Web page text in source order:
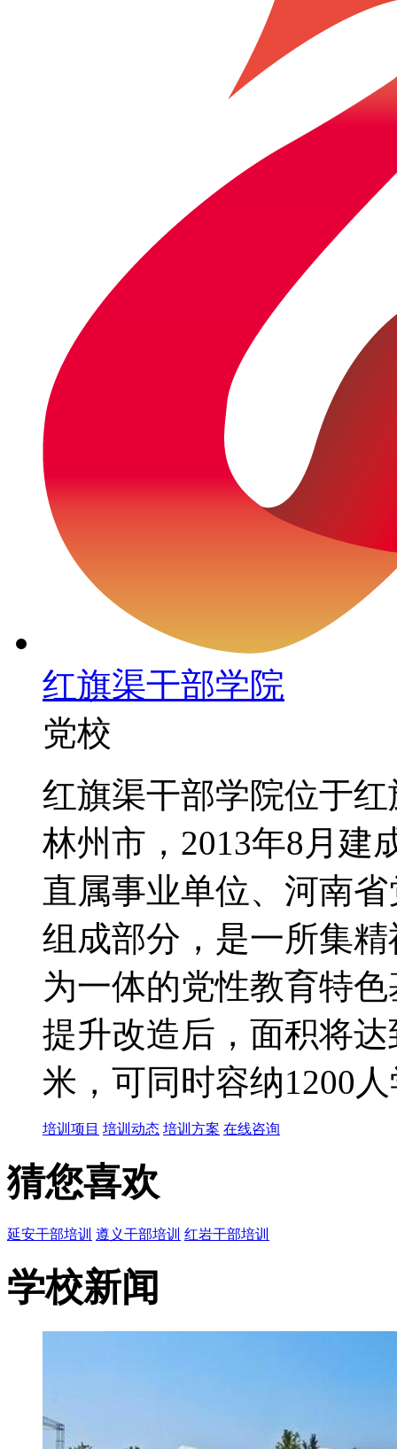
红旗渠干部学院
党校
红旗渠干部学院位于
林州市，2013年8月建
直属事业单位、河南
组成部分，是一所集
为一体的党性教育特
提升改造后，面积将
米，可同时容纳1200
培训项目 培训动态 培训方案 在线咨询
猜您喜欢
延安干部培训 遵义干部培训 红岩干部培训
学校新闻